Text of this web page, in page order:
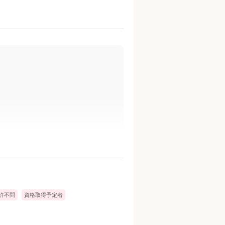
不問 資格取得予定者